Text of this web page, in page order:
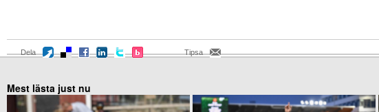
Dela Tipsa
Mest lästa just nu